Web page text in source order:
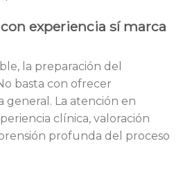
experiencia sí marca
la preparación del
basta con ofrecer
La atención en
clínica, valoración
profunda del proceso